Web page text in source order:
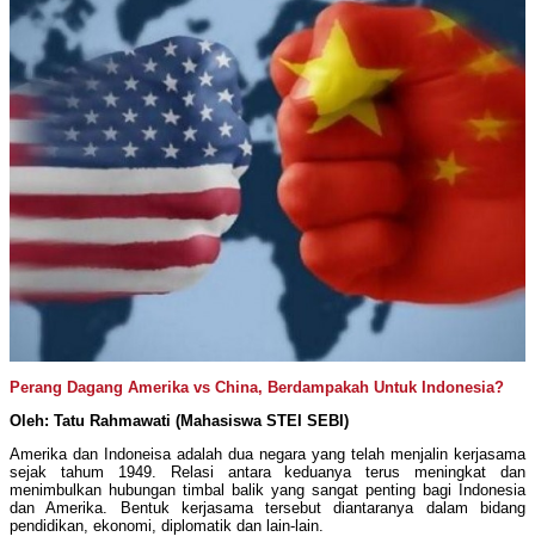
Perang Dagang Amerika vs China, Berdampakah Untuk Indonesia?
Oleh: Tatu Rahmawati (Mahasiswa STEI SEBI)
Amerika dan Indoneisa adalah dua negara yang telah menjalin kerjasama
sejak tahum 1949. Relasi antara keduanya terus meningkat dan
menimbulkan hubungan timbal balik yang sangat penting bagi Indonesia
dan Amerika. Bentuk kerjasama tersebut diantaranya dalam bidang
pendidikan, ekonomi, diplomatik dan lain-lain.